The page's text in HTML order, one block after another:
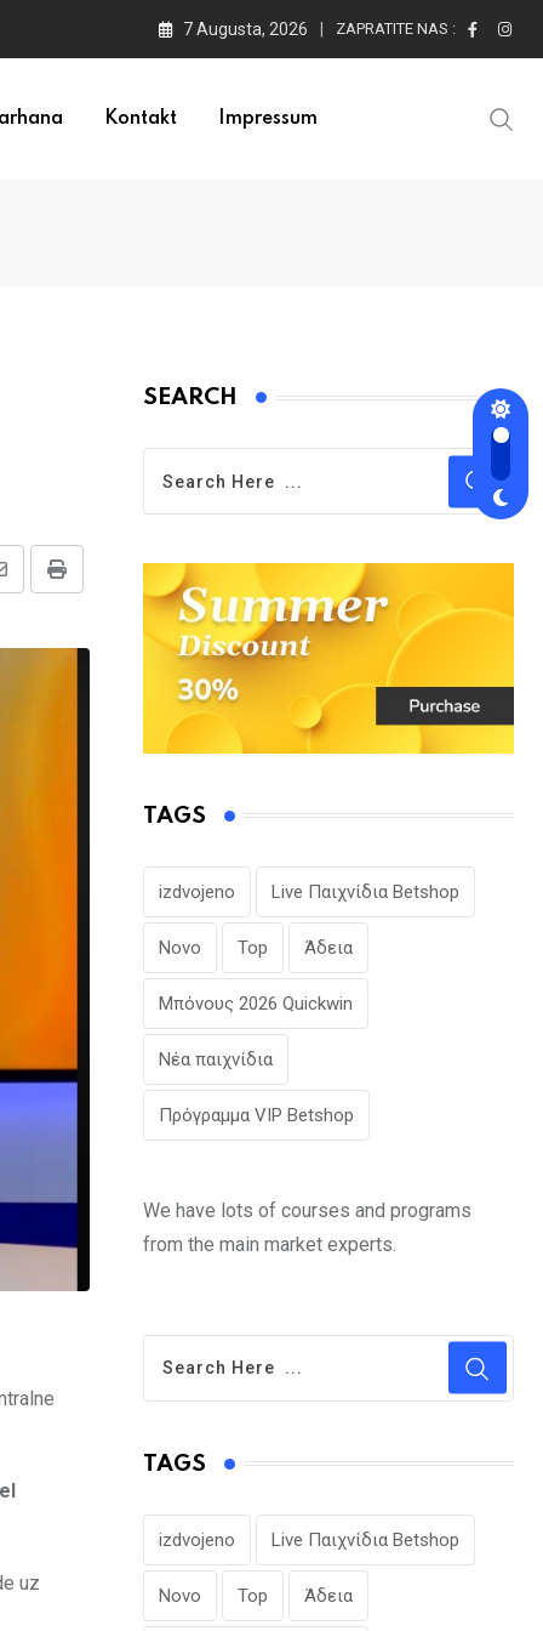
7 Augusta, 2026 ZAPRATITE NAS :
Kontakt Impressum
Print
uz
SEARCH
TAGS
izdvojeno Live Παιχνίδια Betshop
Novo Top Άδεια
Μπόνους 2026 Quickwin
Νέα παιχνίδια
Πρόγραμμα VIP Betshop
We have lots of courses and programs
from the main market experts.
TAGS
izdvojeno Live Παιχνίδια Betshop
Novo Top Άδεια